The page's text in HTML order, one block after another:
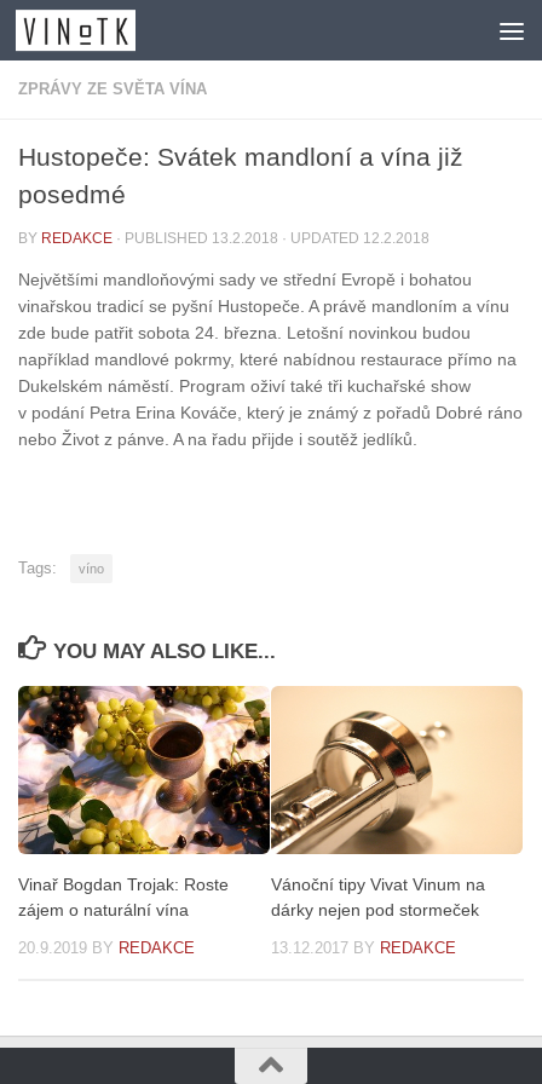
Skip to content
ZPRÁVY ZE SVĚTA VÍNA
Hustopeče: Svátek mandloní a vína již
posedmé
BY REDAKCE · PUBLISHED 13.2.2018 · UPDATED 12.2.2018
Největšími mandloňovými sady ve střední Evropě i bohatou
vinařskou tradicí se pyšní Hustopeče. A právě mandloním a vínu
zde bude patřit sobota 24. března. Letošní novinkou budou
například mandlové pokrmy, které nabídnou restaurace přímo na
Dukelském náměstí. Program oživí také tři kuchařské show
v podání Petra Erina Kováče, který je známý z pořadů Dobré ráno
nebo Život z pánve. A na řadu přijde i soutěž jedlíků.
Tags: víno
YOU MAY ALSO LIKE...
Vinař Bogdan Trojak: Roste
zájem o naturální vína
20.9.2019 BY REDAKCE
Vánoční tipy Vivat Vinum na
dárky nejen pod stormeček
13.12.2017 BY REDAKCE